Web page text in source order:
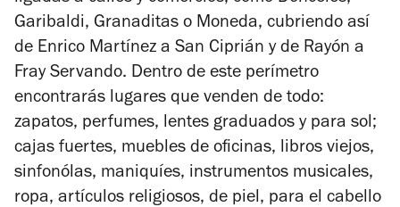
Garibaldi, Granaditas o Moneda, cubriendo así
de Enrico Martínez a San Ciprián y de Rayón a
Fray Servando. Dentro de este perímetro
encontrarás lugares que venden de todo:
zapatos, perfumes, lentes graduados y para sol;
cajas fuertes, muebles de oficinas, libros viejos,
sinfonólas, maniquíes, instrumentos musicales,
ropa, artículos religiosos, de piel, para el cabello